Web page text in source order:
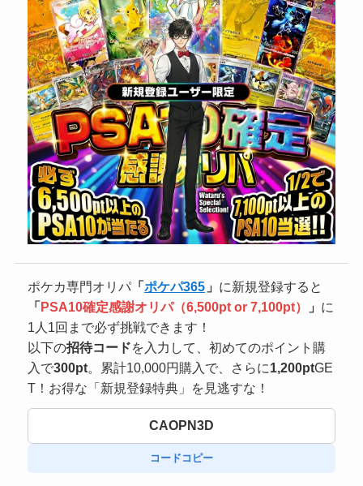
ポケカ専門オリパ 「ポケパ365 」 に新規登録すると
「PSA10確定感謝オリパ（6,500pt or 7,100pt） 」 に
1人1回まで必ず挑戦できます！
以下の招待コードを入力して、初めてのポイント購
入で300pt。累計10,000円購入で、さらに1,200ptGE
T！お得な「新規登録特典」を見逃すな！
CAOPN3D
コードコピー